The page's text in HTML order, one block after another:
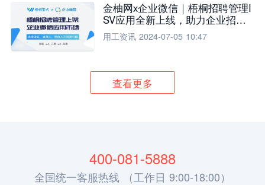
金柚网x企业微信｜梧桐招聘管理I
SV应用全新上线，助力企业招聘
流程全面升级
用工资讯 2024-07-05 10:47
查看更多
400-081-5888
全国统一客服热线 （工作日 9:00-18:00）